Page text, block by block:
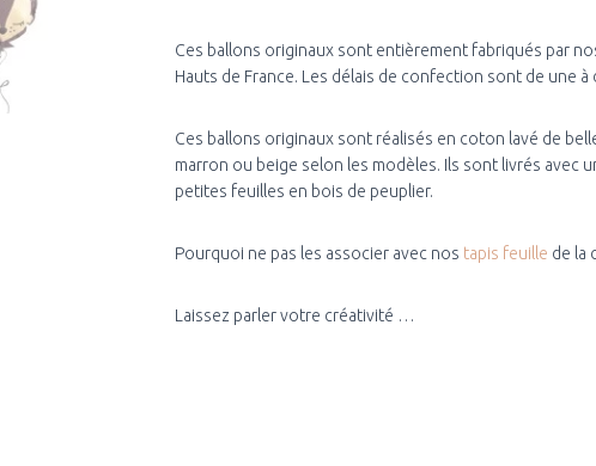
Ces ballons originaux sont entièrement fabriqués par
Hauts de France. Les délais de confection sont de une à
Ces ballons originaux sont réalisés en coton lavé de
marron ou beige selon les modèles. I ls sont livrés avec
petites feuilles en bois de peuplier.
Pourquoi ne pas les associer avec nos tapis feuille de la
Laissez parler votre créativité …